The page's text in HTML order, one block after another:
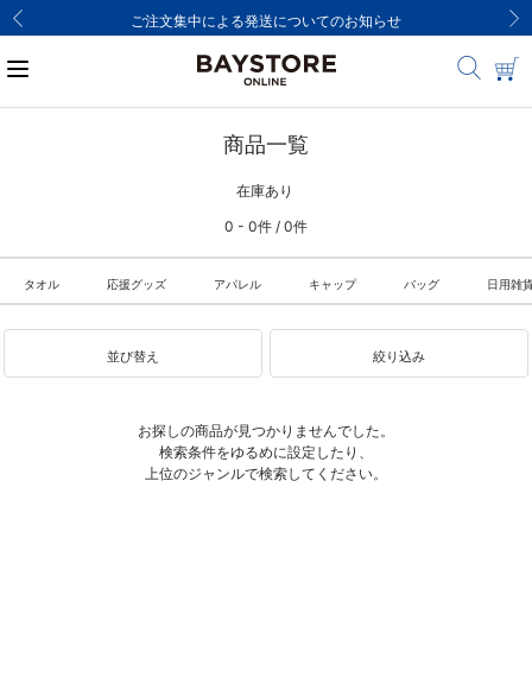
ご注文集中による発送についてのお知らせ
商品一覧
在庫あり
0 - 0件 / 0件
タオル 応援グッズ アパレル キャップ バッグ 日用雑
並び替え 絞り込み
お探しの商品が見つかりませんでした。
検索条件をゆるめに設定したり、
上位のジャンルで検索してください。